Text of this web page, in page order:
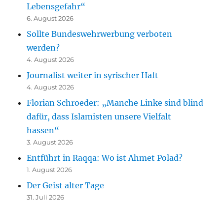
Lebensgefahr“
6. August 2026
Sollte Bundeswehrwerbung verboten
werden?
4. August 2026
Journalist weiter in syrischer Haft
4. August 2026
Florian Schroeder: „Manche Linke sind blind
dafür, dass Islamisten unsere Vielfalt
hassen“
3. August 2026
Entführt in Raqqa: Wo ist Ahmet Polad?
1. August 2026
Der Geist alter Tage
31. Juli 2026